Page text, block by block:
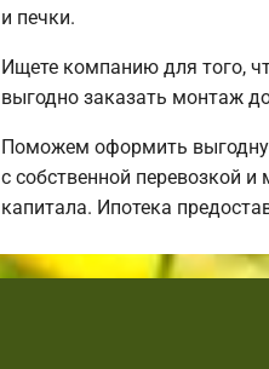
и печки.
Ищете компанию для того,
выгодно заказать монтаж
Поможем оформить
с собственной перевозкой
капитала. Ипотека